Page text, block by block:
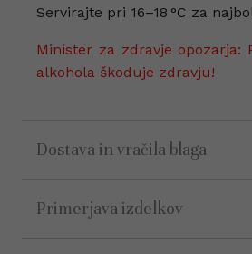
Servirajte pri 16–18 °C za
Minister za zdravje opozarja:
alkohola škoduje zdravju!
Dostava in vračila blaga
Primerjava izdelkov